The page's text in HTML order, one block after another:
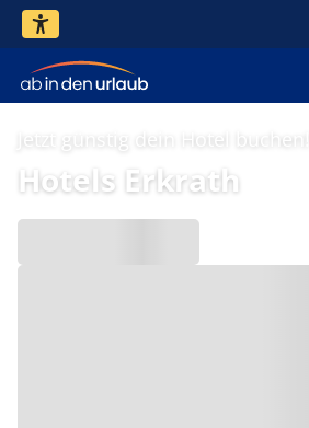
Jetzt günstig dein Hotel buchen!
Hotels Erkrath